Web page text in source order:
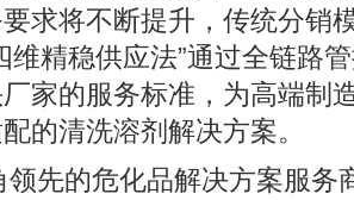
求将不断提升，传统分销
维精稳供应法”通过全链路
家的服务标准，为高端制
的清洗溶剂解决方案。
领先的危化品解决方案服务